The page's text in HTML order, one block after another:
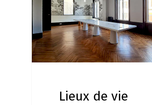
Lieux de vie